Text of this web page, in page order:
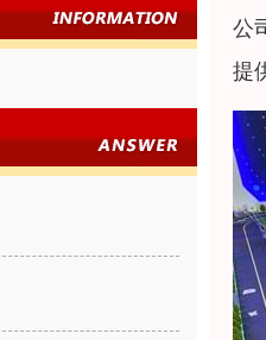
公
提